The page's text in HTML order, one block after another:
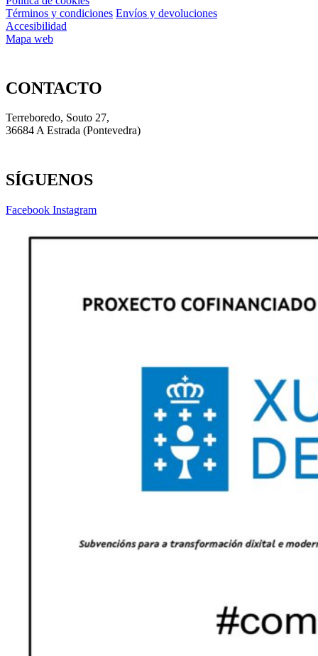
Términos y condiciones Envíos y devoluciones
Accesibilidad
Mapa web
CONTACTO
Terreboredo, Souto 27,
36684 A Estrada (Pontevedra)
SÍGUENOS
Facebook Instagram